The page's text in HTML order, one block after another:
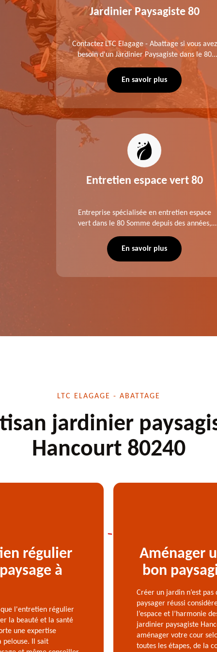
fait
jardinier
.
des
80
,
dans
Jardinier Paysagiste 80
Contactez LTC Elagage - Abattage si vous avez
besoin d'un Jardinier Paysagiste dans le 80
Somme. Chaque intervention est exécutée
selon les normes en vigueur. Découvrez un
extérieur exceptionnel grâce à notre équipe.
En savoir plus
Entretien espace vert 80
Entreprise spécialisée en entretien espace
vert dans le 80 Somme depuis des années,
d'élagage, d'abattage d'arbres, de
dessouchage et autre. Devis offert.
En savoir plus
LTC ELAGAGE - ABATTAGE
jardinier
Hancourt 80240
régulier
à
que l'entretien régulier
la beauté et la santé
une expertise
pelouse. Il sait
Aménager
bon
Créer un jardin n’est
paysager réussi
l’espace et l’harmonie
jardinier paysagiste
aménager votre cour
toutes les étapes, de la